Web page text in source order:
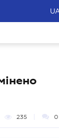
235 0